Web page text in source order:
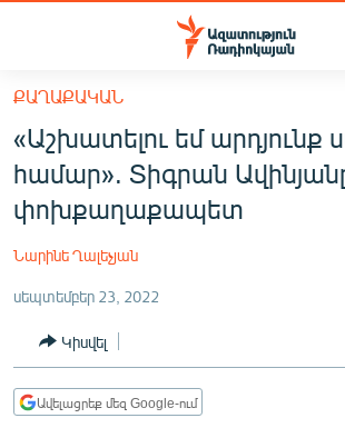
Մատչելիության
հիմնական
բովանդակությանը
Անցնել
հիմնական
մենյուին
ՀԱՅԱՍՏԱՆ
ՔԱՂԱՔԱԿԱՆ
ՏՆՏԵՍՈՒԹՅՈՒՆ
ՂԱՐԱԲԱՂ
ՔԱՂԱՔԱԿԱՆ
«Աշխատելու եմ արդյունք
համար». Տիգրան
փոխքաղաքապետ
Նարինե Ղալեչյան
սեպտեմբեր 23, 2022
Կիսվել
Ավելացրեք մեզ Google-ում